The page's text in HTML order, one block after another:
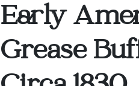
Early
Grease